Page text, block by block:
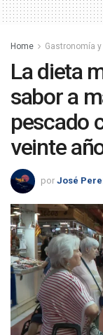
Home Gastronomía
La dieta
sabor a
pescado
veinte
por José